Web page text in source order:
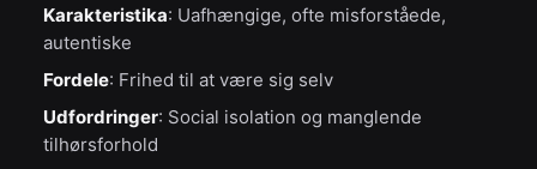
Karakteristika: Uafhængige, ofte misforståede,
autentiske
Fordele: Frihed til at være sig selv
Udfordringer: Social isolation og manglende
tilhørsforhold